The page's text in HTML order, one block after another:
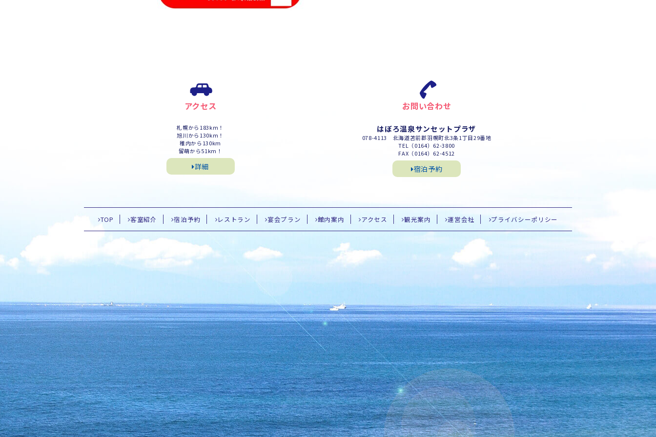
アクセス
札幌から183km！
旭川から130km！
稚内から130km
留萌から51km！
詳細
お問い合わせ
はぼろ温泉サンセットプラザ
078-4113 北海道苫前郡羽幌町北3条1丁目29番地
TEL（0164）62-3800
FAX（0164）62-4512
宿泊予約
TOP 客室紹介 宿泊予約 レストラン 宴会プラン 館内案内 アクセス 観光案内 運営会社 プライバシーポリシー